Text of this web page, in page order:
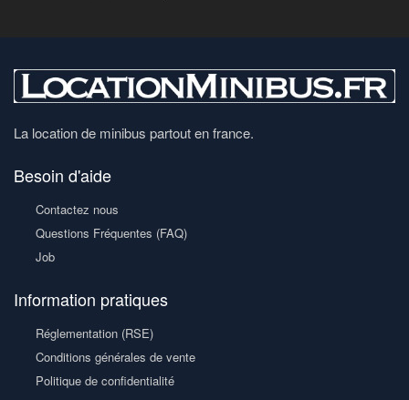
La location de minibus partout en france.
Besoin d'aide
Contactez nous
Questions Fréquentes (FAQ)
Job
Information pratiques
Réglementation (RSE)
Conditions générales de vente
Politique de confidentialité